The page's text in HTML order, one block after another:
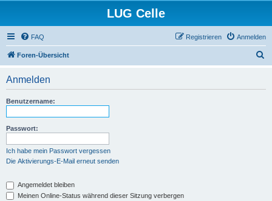
LUG Celle
FAQ Anmelden
Registrieren
Foren-Übersicht
Anmelden
Benutzername:
Passwort:
Ich habe mein Passwort vergessen
Die Aktivierungs-E-Mail erneut senden
Angemeldet bleiben
Meinen Online-Status während dieser Sitzung verbergen